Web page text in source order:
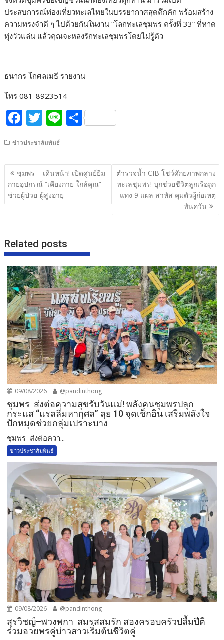
ประสบการณ์ท่องเที่ยวทะเลไทยในบรรยากาศสุดคึกคัก พร้อมสร้าง
ความทรงจำดี ๆ ไปด้วยกันในงาน “โลกทะเลชุมพร ครั้งที่ 33” ที่หาด
ทุ่งวัวแล่น แล้วคุณจะหลงรักทะเลชุมพรโดยไม่รู้ตัว
ธนากร โกศลเมธี รายงาน
โทร 081-8923514
F
e
b
o
o
T
itt
er
Li
e
S
ar
e
ข่าวประชาสัมพันธ์
แนะแนว
เรื่อง
ชุมพร – เดินหน้า! เปิดศูนย์ยืม
กายอุปกรณ์ “เคียงกาย ใกล้คุณ”
ช่วยผู้ป่วย-ผู้สูงอายุ
ตำรวจน้ำ CIB โชว์ศักยภาพกลาง
ทะเลชุมพร! บุกช่วยชีวิตลูกเรือถูก
แทง 9 แผล สาหัส คุมตัวผู้ก่อเหตุ
ทันควัน
Related posts
09/08/2026 @pandinthong
ชุมพร ส่งต่อความสุขรับวันแม่! พลังคนชุมพรปลุก
กระแส “แรลลี่มหากุศล” ลุย 10 จุดเช็กอิน เสริมพลังใจ
ปักหมุดช่วยกลุ่มเปราะบาง
ชุมพร ส่งต่อควา...
ข่าวประชาสัมพันธ์
09/08/2026 @pandinthong
สุรวิชญ์–พวงพกา สมรสสมรัก สองครอบครัวปลื้มปีติ
ร่วมอวยพรคู่บ่าวสาวเริ่มต้นชีวิตคู่